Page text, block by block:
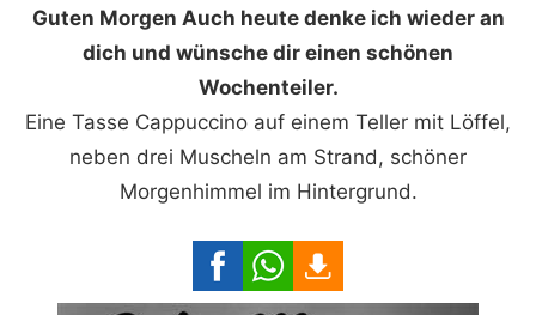
Guten Morgen Auch heute denke ich wieder an
dich und wünsche dir einen schönen
Wochenteiler.
Eine Tasse Cappuccino auf einem Teller mit Löffel,
neben drei Muscheln am Strand, schöner
Morgenhimmel im Hintergrund.